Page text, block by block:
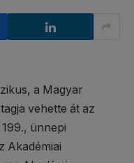
a Magyar
vehette át az
ünnepi
Akadémiai